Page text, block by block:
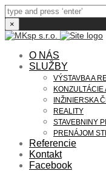
×
O NÁS
SLUŽBY
VÝSTAVBA A
INŽINIERSKA
REALITY
STAVEBNINY
PRENÁJOM
Referencie
Kontakt
Facebook